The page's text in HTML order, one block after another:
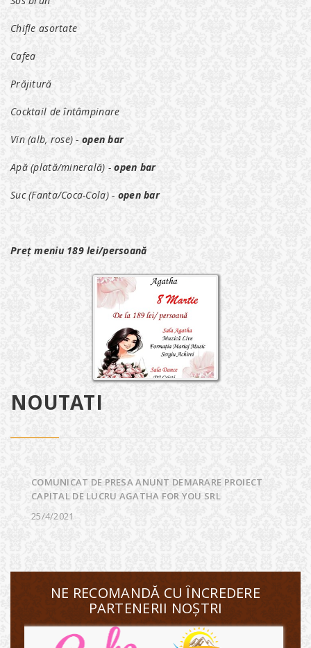
Chifle asortate
Cafea
Prăjitură
Cocktail de întâmpinare
Vin (alb, rose) -open bar
Apă (plată/minerală) -open bar
Suc (Fanta/Coca-Cola) - open bar
Preț meniu 189 lei/persoană
NOUTATI
COMUNICAT DE PRESA ANUNT DEMARARE PROIECT
CAPITAL DE LUCRU AGATHA FOR YOU SRL
25/4/2021
NE RECOMANDĂ CU ÎNCREDERE
PARTENERII NOȘTRI